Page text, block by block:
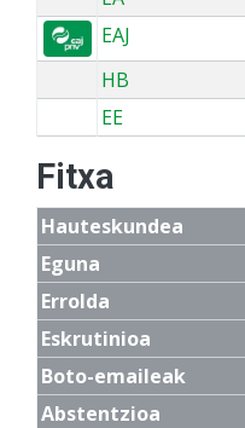
EAJ
HB
EE
Fitxa
Hauteskundea
Eguna
Errolda
Eskrutinioa
Boto-emaileak
Abstentzioa